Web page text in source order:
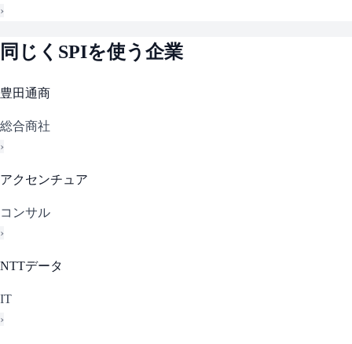
›
同じく SPIを使う企業
豊田通商
総合商社
›
アクセンチュア
コンサル
›
NTTデータ
IT
›